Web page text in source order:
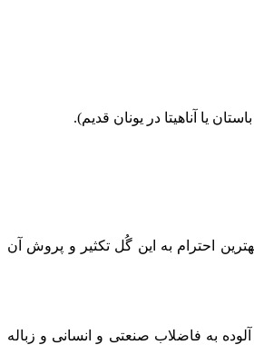
یا آناهیتا در یونان قدیم).
احترام به این گُل تکثیر و پروش آن
به فاضلاب صنعتی و انسانی و زباله